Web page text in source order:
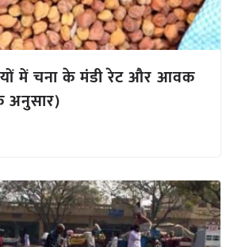
में चना के मंडी रेट और आवक
अनुसार)